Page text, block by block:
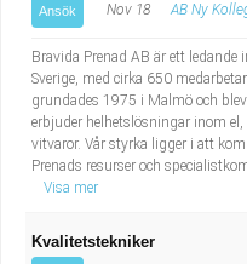
Ansök Nov 18 AB Ny
Bravida Prenad AB är ett ledande
Sverige, med cirka 650
grundades 1975 i Malmö och
erbjuder helhetslösningar inom
vitvaror. Vår styrka ligger i att
Prenads resurser och
Visa mer
Kvalitetstekniker